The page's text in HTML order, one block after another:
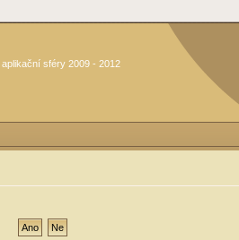
sféry 2009 - 2012